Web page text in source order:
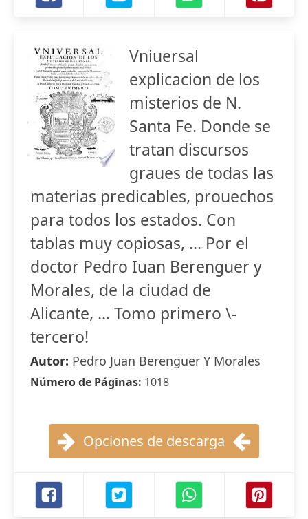
Vniuersal
explicacion de los
misterios de N.
Santa Fe. Donde se
tratan discursos
graues de todas las
materias predicables, prouechos
para todos los estados. Con
tablas muy copiosas, ... Por el
doctor Pedro Iuan Berenguer y
Morales, de la ciudad de
Alicante, ... Tomo primero \-
tercero!
Autor: Pedro Juan Berenguer Y Morales
Número de Páginas: 1018
Opciones de descarga